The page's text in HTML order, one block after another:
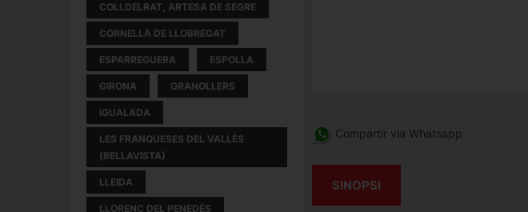
COLLDELRAT, ARTESA DE SEGRE
CORNELLÀ DE LLOBREGAT
ESPARREGUERA ESPOLLA
GIRONA GRANOLLERS
IGUALADA
LES FRANQUESES DEL VALLÈS
(BELLAVISTA)
LLEIDA
LLORENÇ DEL PENEDÈS
Compartir via Whatsapp
SINOPSI